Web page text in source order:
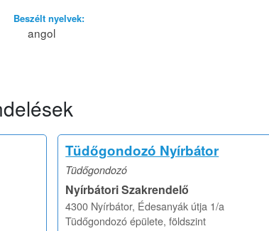
Beszélt nyelvek:
angol
Tüdőgondozó Nyírbátor
Tüdőgondozó
Nyírbátori Szakrendelő
4300 Nyírbátor, Édesanyák útja 1/a
Tüdőgondozó épülete, földszint